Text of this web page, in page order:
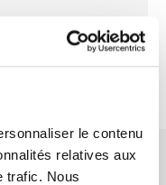
le contenu
relatives aux
trafic. Nous